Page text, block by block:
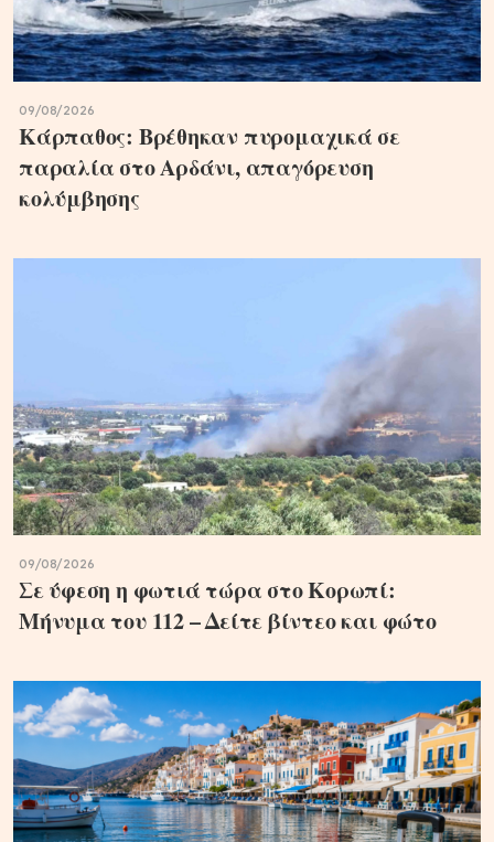
09/08/2026
Κάρπαθος: Βρέθηκαν πυρομαχικά σε
παραλία στο Αρδάνι, απαγόρευση
κολύμβησης
09/08/2026
Σε ύφεση η φωτιά τώρα στο Κορωπί:
Μήνυμα του 112 – Δείτε βίντεο και φώτο